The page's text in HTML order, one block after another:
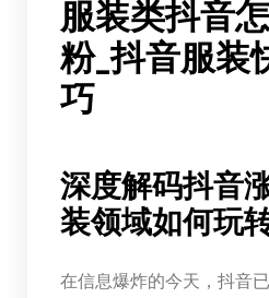
服装类抖音
粉_抖音服装
巧
深度解码抖音
装领域如何玩
在信息爆炸的今天，抖音